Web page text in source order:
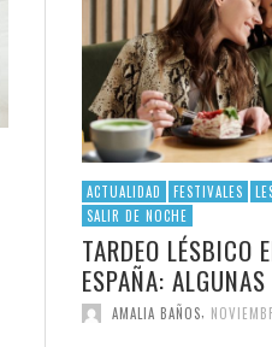
ACTUALIDAD FESTIVALES
SALIR DE NOCHE
TARDEO LÉSBICO
ESPAÑA:
AMALIA BAÑOS,